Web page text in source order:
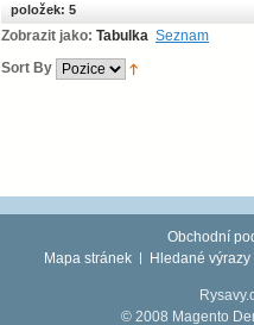
položek: 5
Zobrazit jako: Tabulka Seznam
Sort By
Obchodní
Mapa stránek
Hledané výrazy
© 2008 Magento